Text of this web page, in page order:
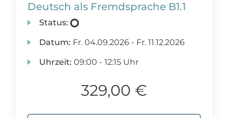
Deutsch als Fremdsprache B1.1
Status:
Datum: Fr. 04.09.2026 - Fr. 11.12.2026
Uhrzeit: 09:00 - 12:15 Uhr
329,00 €